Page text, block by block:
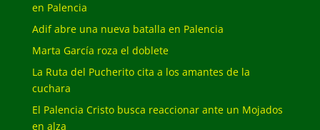
en Palencia
Adif abre una nueva batalla en Palencia
Marta García roza el doblete
La Ruta del Pucherito cita a los amantes de la
cuchara
El Palencia Cristo busca reaccionar ante un Mojados
en alza